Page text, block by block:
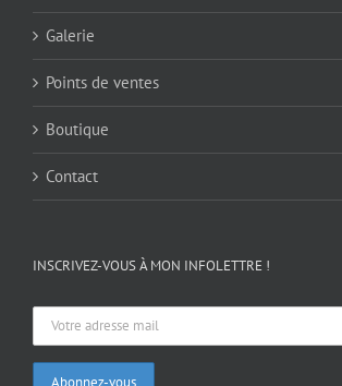
Galerie
Points de ventes
Boutique
Contact
INSCRIVEZ-VOUS À MON INFOLETTRE !